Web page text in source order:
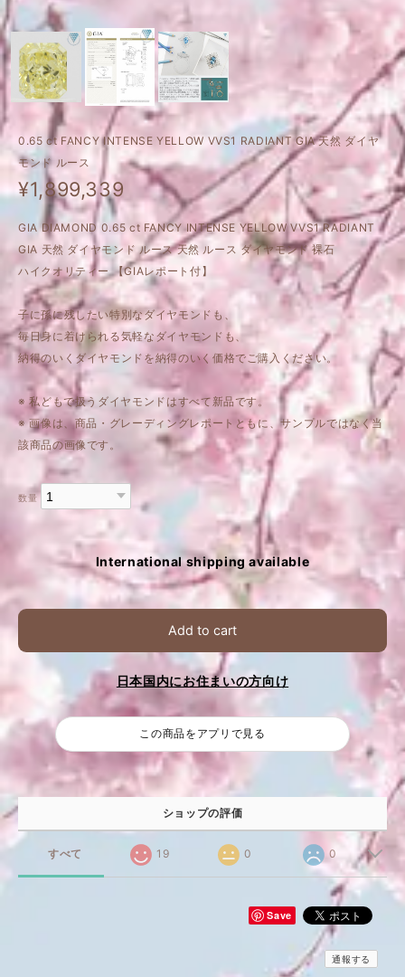
0.65 ct FANCY INTENSE YELLOW VVS1 RADIANT GIA 天然 ダイヤ
モンド ルース
¥1,899,339
GIA DIAMOND 0.65 ct FANCY INTENSE YELLOW VVS1 RADIANT
GIA 天然 ダイヤモンド ルース 天然 ルース ダイヤモンド 裸石
ハイクオリティー 【GIAレポート付】
子に孫に残したい特別なダイヤモンドも、
毎日身に着けられる気軽なダイヤモンドも、
納得のいくダイヤモンドを納得のいく価格でご購入ください。
※ 私どもで扱うダイヤモンドはすべて新品です。
※ 画像は、商品・グレーディングレポートともに、サンプルではなく当
該商品の画像です。
数量
International shipping available
Add to cart
日本国内にお住まいの方向け
この商品をアプリで見る
ショップの評価
すべて 19 0 0
Save
通報する